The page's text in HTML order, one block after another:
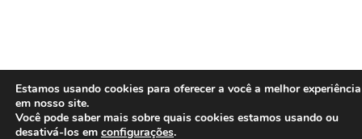
Estamos usando cookies para oferecer a você a melhor experiência
em nosso site.
Você pode saber mais sobre quais cookies estamos usando ou
desativá-los em configurações.